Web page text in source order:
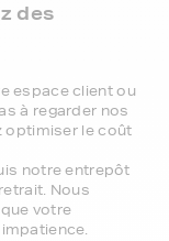
des
espace client ou
à regarder nos
optimiser le coût
notre entrepôt
Nous
votre